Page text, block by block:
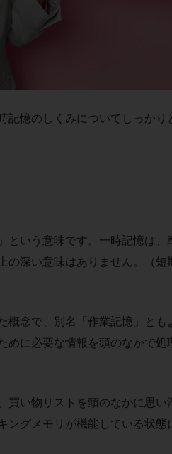
記憶のしくみについてしっかり
という意味です。一時記憶は、
の深い意味はありません。（短
概念で、別名「作業記憶」とも
めに必要な情報を頭のなかで処
買い物リストを頭のなかに思い
ングメモリが機能している状態